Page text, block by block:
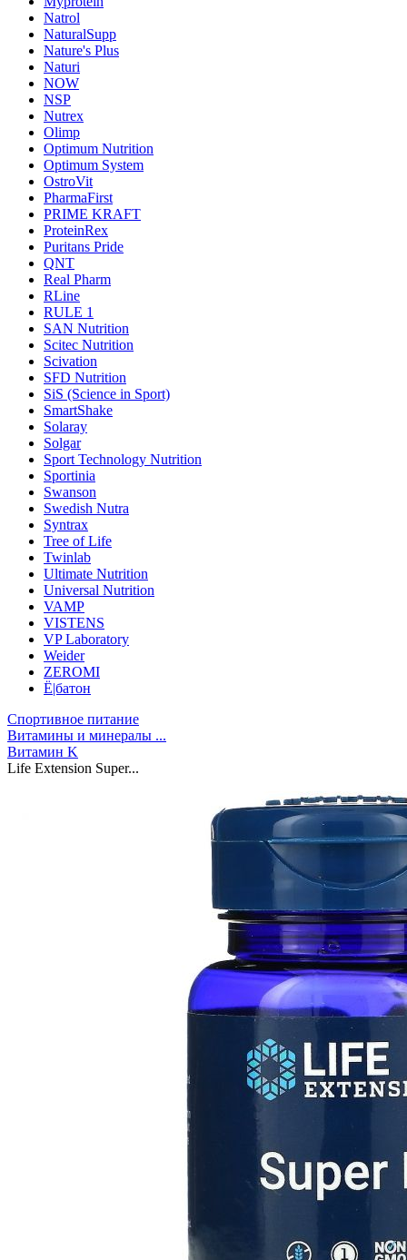
Natrol
NaturalSupp
Nature's Plus
Naturi
NOW
NSP
Nutrex
Olimp
Optimum Nutrition
Optimum System
OstroVit
PharmaFirst
PRIME KRAFT
ProteinRex
Puritans Pride
QNT
Real Pharm
RLine
RULE 1
SAN Nutrition
Scitec Nutrition
Scivation
SFD Nutrition
SiS (Science in Sport)
SmartShake
Solaray
Solgar
Sport Technology Nutrition
Sportinia
Swanson
Swedish Nutra
Syntrax
Tree of Life
Twinlab
Ultimate Nutrition
Universal Nutrition
VAMP
VISTENS
VP Laboratory
Weider
ZEROMI
Ё|батон
Спортивное питание
Витамины и минералы ...
Витамин K
Life Extension Super...